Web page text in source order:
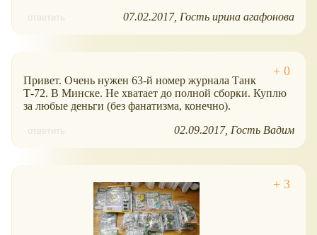
ответить 07.02.2017 Гость ирина агафонова
Привет. Очень нужен 63-й номер журнала Танк
Т-72. В Минске. Не хватает до полной сборки. Куплю
за любые деньги (без фанатизма, конечно).
ответить 02.09.2017 Гость Вадим